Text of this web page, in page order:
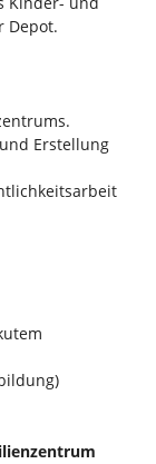
Depot.
Erstellung